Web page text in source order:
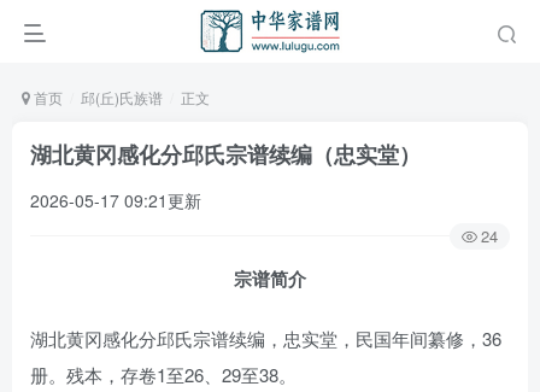
首页 邱(丘)氏族谱 正文
湖北黄冈感化分邱氏宗谱续编（忠实堂）
2026-05-17 09:21更新
24
宗谱简介
湖北黄冈感化分邱氏宗谱续编，忠实堂，民国年间纂修，36
册。残本，存卷1至26、29至38。